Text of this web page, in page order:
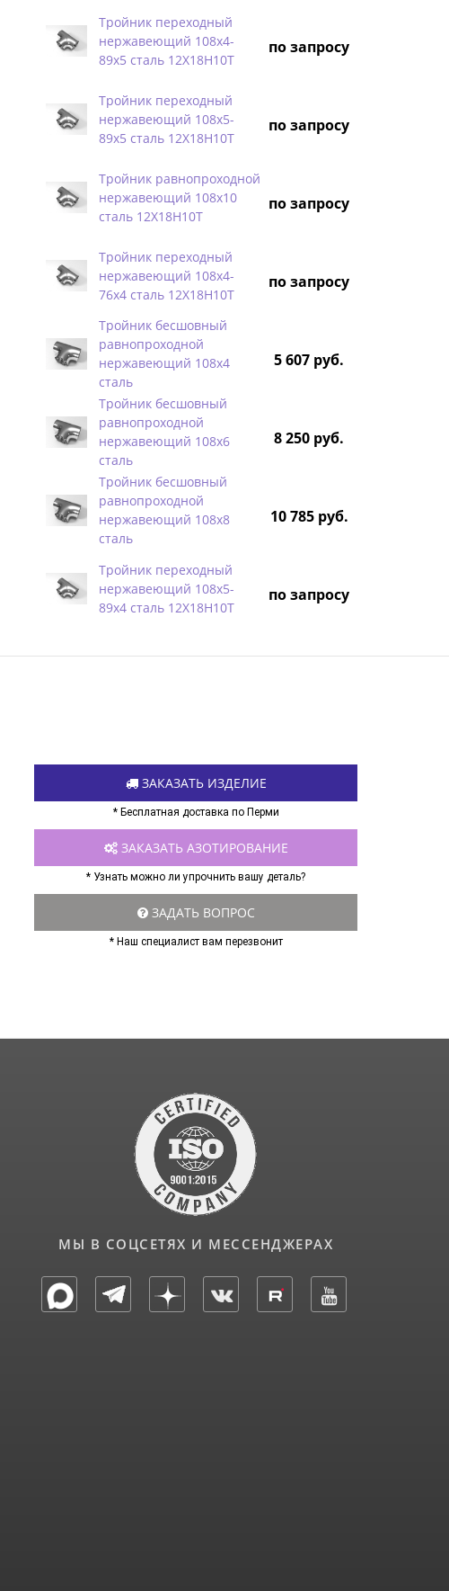
Тройник переходный
нержавеющий 108х4-
89х5 сталь 12Х18Н10Т
по запросу
Тройник переходный
нержавеющий 108х5-
89х5 сталь 12Х18Н10Т
по запросу
Тройник равнопроходной
нержавеющий 108х10
сталь 12Х18Н10Т
по запросу
Тройник переходный
нержавеющий 108х4-
76х4 сталь 12Х18Н10Т
по запросу
Тройник бесшовный
равнопроходной
нержавеющий 108х4
сталь
5 607 руб.
Тройник бесшовный
равнопроходной
нержавеющий 108х6
сталь
8 250 руб.
Тройник бесшовный
равнопроходной
нержавеющий 108х8
сталь
10 785 руб.
Тройник переходный
нержавеющий 108х5-
89х4 сталь 12Х18Н10Т
по запросу
ЗАКАЗАТЬ ИЗДЕЛИЕ
* Бесплатная доставка по Перми
ЗАКАЗАТЬ АЗОТИРОВАНИЕ
* Узнать можно ли упрочнить вашу деталь?
ЗАДАТЬ ВОПРОС
* Наш специалист вам перезвонит
МЫ В СОЦСЕТЯХ И МЕССЕНДЖЕРАХ